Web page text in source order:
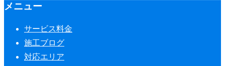
メニュー
サービス料金
施工ブログ
対応エリア